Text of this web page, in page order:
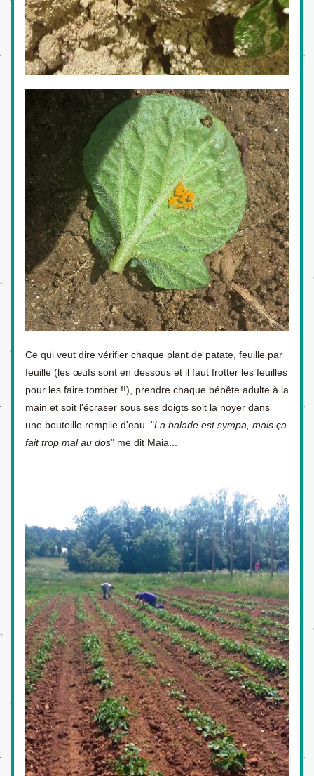
Ce qui veut dire vérifier chaque plant de patate, feuille par
feuille (les œufs sont en dessous et il faut frotter les feuilles
pour les faire tomber !!), prendre chaque bébête adulte à la
main et soit l'écraser sous ses doigts soit la noyer dans
une bouteille remplie d'eau. "La balade est sympa, mais ça
fait trop mal au dos" me dit Maia...